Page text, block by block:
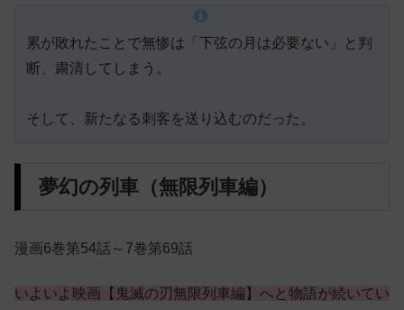
累が敗れたことで無惨は「下弦の月は必要ない」と判
断、粛清してしまう。
そして、新たなる刺客を送り込むのだった。
夢幻の列車（無限列車編）
漫画6巻第54話～7巻第69話
いよいよ映画【鬼滅の刃無限列車編】へと物語が続いてい